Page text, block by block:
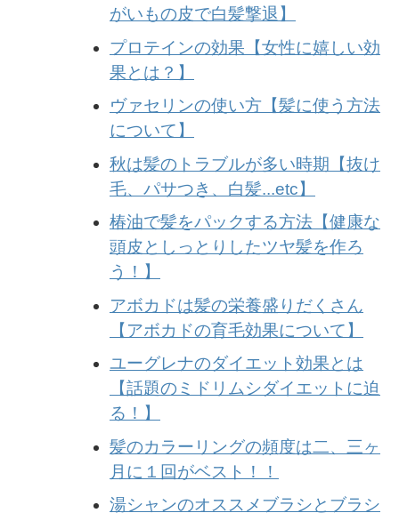
がいもの皮で白髪撃退】
プロテインの効果【女性に嬉しい効
果とは？】
ヴァセリンの使い方【髪に使う方法
について】
秋は髪のトラブルが多い時期【抜け
毛、パサつき、白髪...etc】
椿油で髪をパックする方法【健康な
頭皮としっとりしたツヤ髪を作ろ
う！】
アボカドは髪の栄養盛りだくさん
【アボカドの育毛効果について】
ユーグレナのダイエット効果とは
【話題のミドリムシダイエットに迫
る！】
髪のカラーリングの頻度は二、三ヶ
月に１回がベスト！！
湯シャンのオススメブラシとブラシ